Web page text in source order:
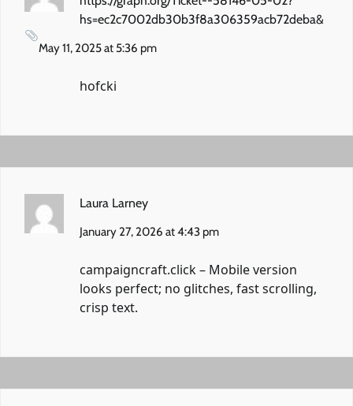
hs=ec2c7002db30b3f8a306359acb72deba&
May 11, 2025 at 5:36 pm
hofcki
Laura Larney
January 27, 2026 at 4:43 pm
campaigncraft.click– Mobile version
looks perfect; no glitches, fast scrolling,
crisp text.